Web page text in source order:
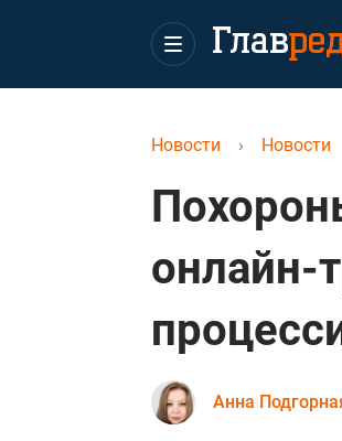
Новости › Новости
онлайн-
Анна